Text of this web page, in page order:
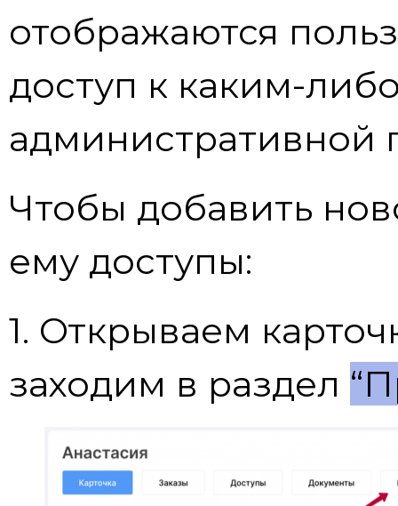
отображаются
доступ к каким-
административной
Чтобы добавить
ему доступы:
1. Открываем
заходим в раздел